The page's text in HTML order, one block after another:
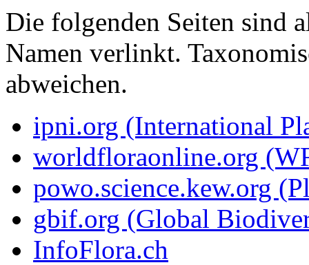
Die folgenden Seiten sind
Namen verlinkt.
abweichen.
ipni.org (International
worldfloraonline.org
powo.science.kew.org
gbif.org (Global
InfoFlora.ch